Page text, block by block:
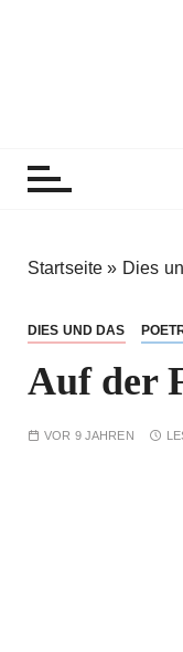
Startseite » Dies
DIES UND DAS
Auf der
VOR 9 JAHREN